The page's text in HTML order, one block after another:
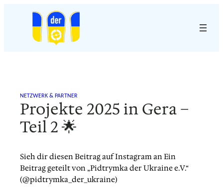
NETZWERK & PARTNER
Projekte 2025 in Gera –
Teil 2 🌟
Sieh dir diesen Beitrag auf Instagram an Ein
Beitrag geteilt von „Pidtrymka der Ukraine e.V.“
(@pidtrymka_der_ukraine)